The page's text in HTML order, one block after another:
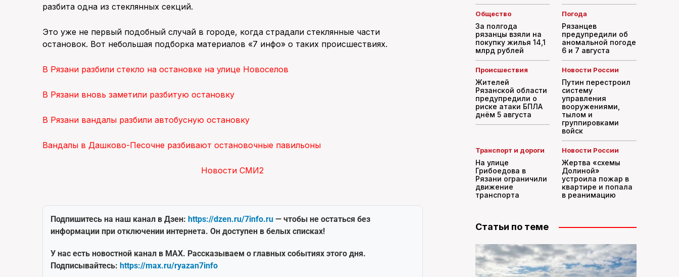
разбита одна из стеклянных секций.
Это уже не первый подобный случай в городе, когда страдали стеклянные части
остановок. Вот небольшая подборка материалов «7 инфо» о таких происшествиях.
В Рязани разбили стекло на остановке на улице Новоселов
В Рязани вновь заметили разбитую остановку
В Рязани вандалы разбили автобусную остановку
Вандалы в Дашково-Песочне разбивают остановочные павильоны
Новости СМИ2
Подпишитесь на наш канал в Дзен: https://dzen.ru/7info.ru — чтобы не остаться без
информации при отключении интернета. Он доступен в белых списках!
У нас есть новостной канал в MAX. Рассказываем о главных событиях этого дня.
Подписывайтесь: https://max.ru/ryazan7info
Общество
За полгода
рязанцы взяли на
покупку жилья 14,1
млрд рублей
Погода
Рязанцев
предупредили об
аномальной погоде
6 и 7 августа
Происшествия
Жителей
Рязанской области
предупредили о
риске атаки БПЛА
днём 5 августа
Новости России
Путин перестроил
систему
управления
вооружениями,
тылом и
группировками
войск
Транспорт и дороги
На улице
Грибоедова в
Рязани ограничили
движение
транспорта
Новости России
Жертва «схемы
Долиной»
устроила пожар в
квартире и попала
в реанимацию
Статьи по теме